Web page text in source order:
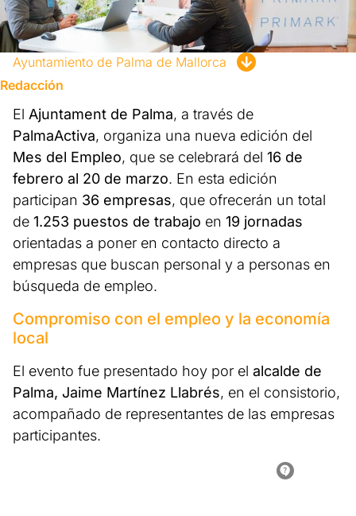
Ayuntamiento de Palma de Mallorca
Redacción
El Ajuntament de Palma, a través de
PalmaActiva, organiza una nueva edición del
Mes del Empleo, que se celebrará del 16 de
febrero al 20 de marzo. En esta edición
participan 36 empresas, que ofrecerán un total
de 1.253 puestos de trabajo en 19 jornadas
orientadas a poner en contacto directo a
empresas que buscan personal y a personas en
búsqueda de empleo.
Compromiso con el empleo y la economía
local
El evento fue presentado hoy por el alcalde de
Palma, Jaime Martínez Llabrés, en el consistorio,
acompañado de representantes de las empresas
participantes.